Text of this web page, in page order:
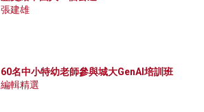
張建雄
60名中小特幼老師參與城大GenAI培訓班
編輯精選